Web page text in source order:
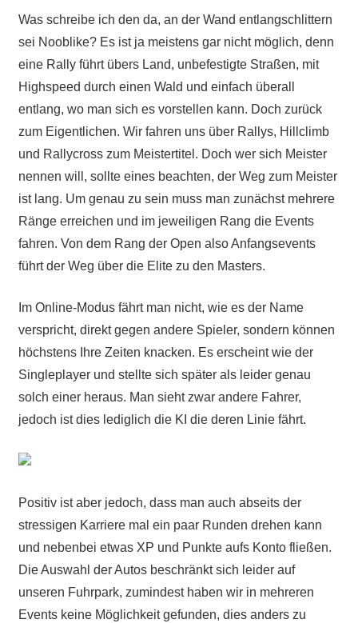
Was schreibe ich den da, an der Wand entlangschlittern
sei Nooblike? Es ist ja meistens gar nicht möglich, denn
eine Rally führt übers Land, unbefestigte Straßen, mit
Highspeed durch einen Wald und einfach überall
entlang, wo man sich es vorstellen kann. Doch zurück
zum Eigentlichen. Wir fahren uns über Rallys, Hillclimb
und Rallycross zum Meistertitel. Doch wer sich Meister
nennen will, sollte eines beachten, der Weg zum Meister
ist lang. Um genau zu sein muss man zunächst mehrere
Ränge erreichen und im jeweiligen Rang die Events
fahren. Von dem Rang der Open also Anfangsevents
führt der Weg über die Elite zu den Masters.
Im Online-Modus fährt man nicht, wie es der Name
verspricht, direkt gegen andere Spieler, sondern können
höchstens Ihre Zeiten knacken. Es erscheint wie der
Singleplayer und stellte sich später als leider genau
solch einer heraus. Man sieht zwar andere Fahrer,
jedoch ist dies lediglich die KI die deren Linie fährt.
Positiv ist aber jedoch, dass man auch abseits der
stressigen Karriere mal ein paar Runden drehen kann
und nebenbei etwas XP und Punkte aufs Konto fließen.
Die Auswahl der Autos beschränkt sich leider auf
unseren Fuhrpark, zumindest haben wir in mehreren
Events keine Möglichkeit gefunden, dies anders zu